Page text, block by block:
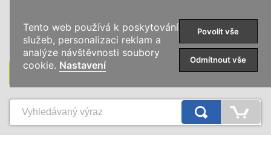
KATEGORIE
Tento web používá k poskytování
služeb, personalizaci reklam a
analýze návštěvnosti soubory
cookie. Nastavení
Povolit vše
Odmítnout vše